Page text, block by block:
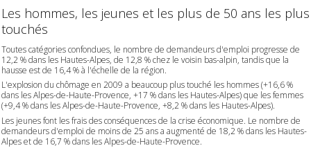
Les hommes, les jeunes et les plus de 50 ans les plus
touchés
Toutes catégories confondues, le nombre de demandeurs d'emploi progresse de
12,2 % dans les Hautes-Alpes, de 12,8 % chez le voisin bas-alpin, tandis que la
hausse est de 16,4 % à l'échelle de la région.
L'explosion du chômage en 2009 a beaucoup plus touché les hommes (+16,6 %
dans les Alpes-de-Haute-Provence, +17 % dans les Hautes-Alpes) que les femmes
(+9,4 % dans les Alpes-de-Haute-Provence, +8,2 % dans les Hautes-Alpes).
Les jeunes font les frais des conséquences de la crise économique. Le nombre de
demandeurs d'emploi de moins de 25 ans a augmenté de 18,2 % dans les Hautes-
Alpes et de 16,7 % dans les Alpes-de-Haute-Provence.